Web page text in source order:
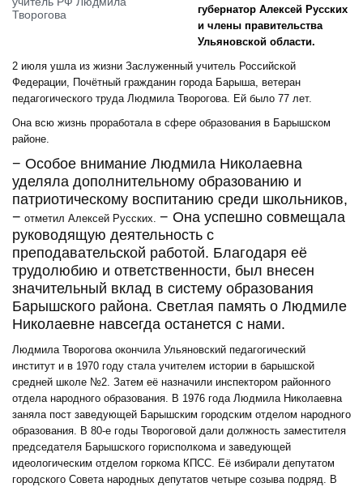
губернатор Алексей Русских
и члены правительства
Ульяновской области.
2 июля ушла из жизни Заслуженный учитель Российской
Федерации, Почётный гражданин города Барыша, ветеран
педагогического труда Людмила Творогова. Ей было 77 лет.
Она всю жизнь проработала в сфере образования в Барышском
районе.
− Особое внимание Людмила Николаевна
уделяла дополнительному образованию и
патриотическому воспитанию среди школьников,
− отметил Алексей Русских. − Она успешно совмещала
руководящую деятельность с
преподавательской работой. Благодаря её
трудолюбию и ответственности, был внесен
значительный вклад в систему образования
Барышского района. Светлая память о Людмиле
Николаевне навсегда останется с нами.
Людмила Творогова окончила Ульяновский педагогический
институт и в 1970 году стала учителем истории в барышской
средней школе №2. Затем её назначили инспектором районного
отдела народного образования. В 1976 года Людмила Николаевна
заняла пост заведующей Барышским городским отделом народного
образования. В 80-е годы Твороговой дали должность заместителя
председателя Барышского горисполкома и заведующей
идеологическим отделом горкома КПСС. Её избирали депутатом
городского Совета народных депутатов четыре созыва подряд. В